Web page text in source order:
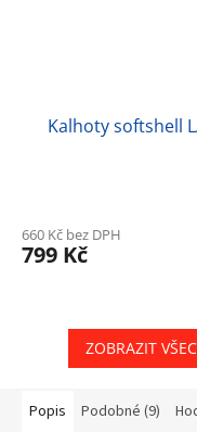
Kalhoty softshell
660 Kč bez DPH
799 Kč
ZOBRAZIT
Popis Podobné (9)